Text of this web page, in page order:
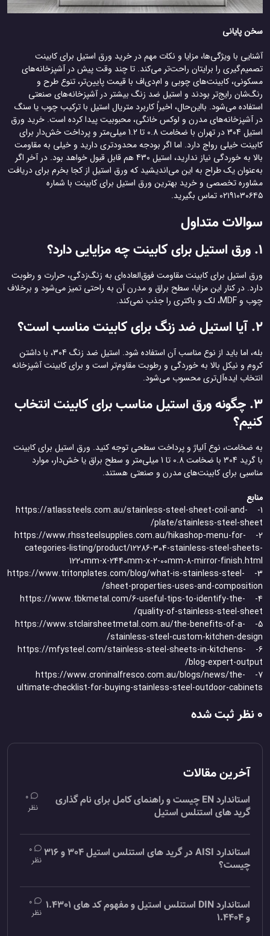
سخن پایانی
آشنایی با ویژگی‌ها، مزایا و نکات مهم در خرید ورق استیل برای کابینت
تصمیم‌گیری را برایتان راحت‌تر می‌کند. تا چند وقت پیش در آشپزخانه‌های
مسکونی، کابینت‌های چوبی و ام‌دی‌اف با قیمت پایین‌تر، تنوع طرح و
رنگ‌شان رایج‌تر بودند و استیل ضد زنگ بیشتر در آشپزخانه‌های صنعتی
استفاده می‌شود. بااین‌حال، اخیراً کاربرد متریال استیل با ترکیب چوب یا سنگ
در آشپزخانه‌های مدرن و لوکس خانگی، محبوبیت پیدا کرده است. خرید ورق
استیل 304 در تهران با ضخامت 0.8 تا 1.2 میلی‌متر و پرداخت خش‌دار برای
کابینت خیلی رواج دارد. اما اگر بودجه محدودتری دارید و خیلی به مقاومت
بالا به خوردگی نیاز ندارید، استیل 430 هم قابل قبول خواهد بود. در آخر اگر
به‌عنوان یک طراح به این می‌اندیشید که ورق استیل از کجا بخرم برای دریافت
مشاوره تخصصی و خرید بهترین ورق استیل برای کابینت با شماره
۰۲۱۹۱۰۳۰۶۴۵ تماس بگیرید.
سوالات متداول
1. ورق استیل برای کابینت چه مزایایی دارد؟
ورق استیل برای کابینت مقاومت فوق‌العاده‌ای به زنگ‌زدگی، حرارت و رطوبت
دارد. در کنار این مزایا، سطح براق و مدرن آن به راحتی تمیز می‌شود و برخلاف
چوب و MDF، لک و باکتری را جذب نمی‌کند.
2. آیا استیل ضد زنگ برای کابینت مناسب است؟
بله، اما باید از نوع مناسب آن استفاده شود. استیل ضد زنگ 304، با داشتن
کروم و نیکل بالا به خوردگی و رطوبت مقاوم‌تر است و برای کابینت آشپزخانه
انتخاب ایده‌آل‌تری محسوب می‌شود.
3. چگونه ورق استیل مناسب برای کابینت انتخاب
کنیم؟
به ضخامت، نوع آلیاژ و پرداخت سطحی توجه کنید. ورق استیل برای کابینت
با گرید 304 با ضخامت 0.8 تا 1 میلی‌متر و سطح براق یا خش‌دار، موارد
مناسبی برای کابینت‌های مدرن و صنعتی هستند.
منابع
1- https://atlassteels.com.au/stainless-steel-sheet-coil-and-
plate/stainless-steel-sheet/
2- https://www.rhssteelsupplies.com.au/hikashop-menu-for-
categories-listing/product/12286-304-stainless-steel-sheets-
1220mm-x-2440mm-x-2-00mm-8-mirror-finish.html
3- https://www.tritonplates.com/blog/what-is-stainless-steel-
sheet-properties-uses-and-composition/
4- https://www.tbkmetal.com/6-useful-tips-to-identify-the-
quality-of-stainless-steel-sheet/
5- https://www.stclairsheetmetal.com.au/the-benefits-of-a-
stainless-steel-custom-kitchen-design/
6- https://mfysteel.com/stainless-steel-sheets-in-kitchens-
blog-expert-output/
7- https://www.croninalfresco.com.au/blogs/news/the-
ultimate-checklist-for-buying-stainless-steel-outdoor-cabinets
0 نظر ثبت شده
آخرین مقالات
استاندارد EN چیست و راهنمای کامل برای نام گذاری
گرید های استنلس استیل
0
نظر
استاندارد AISI در گرید های استنلس استیل 304 و 316
چیست؟
0
نظر
استاندارد DIN استنلس استیل و مفهوم کد های 1.4301
و 1.4404
0
نظر